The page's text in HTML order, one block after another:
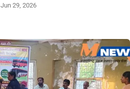
Jun 29, 2026